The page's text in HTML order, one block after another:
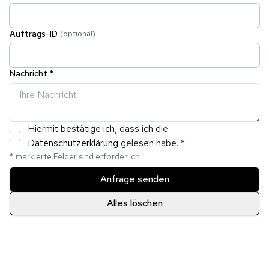
Auftrags-ID (optional)
Nachricht *
Hiermit bestätige ich, dass ich die
Datenschutzerklärung gelesen habe. *
* markierte Felder sind erforderlich
Alles löschen
Anfrage senden